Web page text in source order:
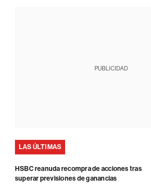
PUBLICIDAD
LAS ÚLTIMAS
HSBC reanuda recompra de acciones tras
superar previsiones de ganancias